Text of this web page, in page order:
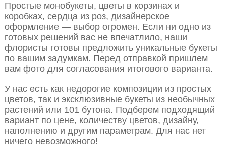
Простые монобукеты, цветы в корзинах и
коробках, сердца из роз, дизайнерское
оформление — выбор огромен. Если ни одно из
готовых решений вас не впечатлило, наши
флористы готовы предложить уникальные букеты
по вашим задумкам. Перед отправкой пришлем
вам фото для согласования итогового варианта.
У нас есть как недорогие композиции из простых
цветов, так и эксклюзивные букеты из необычных
растений или 101 бутона. Подберем подходящий
вариант по цене, количеству цветов, дизайну,
наполнению и другим параметрам. Для нас нет
ничего невозможного!